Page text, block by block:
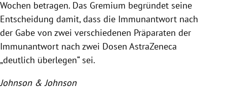
Wochen betragen. Das Gremium begründet seine
Entscheidung damit, dass die Immunantwort nach
der Gabe von zwei verschiedenen Präparaten der
Immunantwort nach zwei Dosen AstraZeneca
„deutlich überlegen“ sei.
Johnson & Johnson